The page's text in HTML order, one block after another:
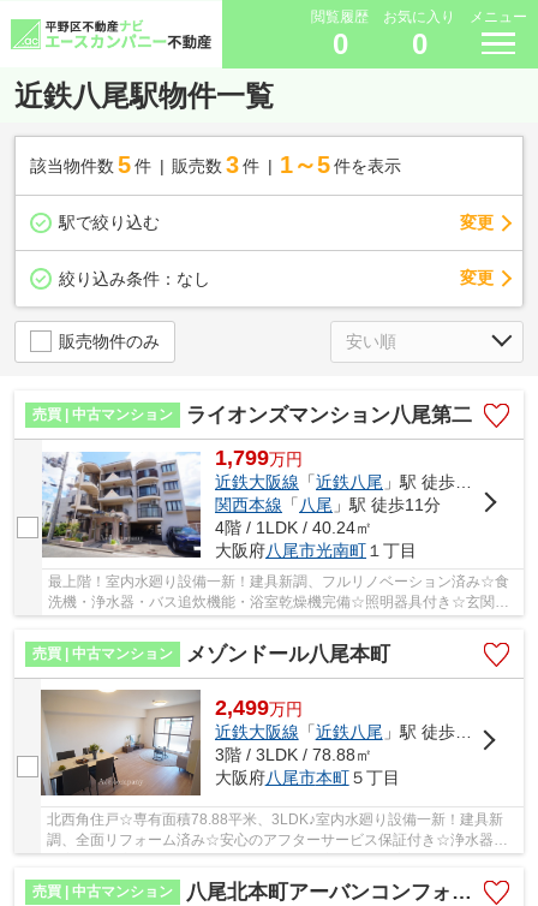
閲覧履歴
0
お気に入り
0
メニュー
近鉄八尾駅物件一覧
該当物件数 5件 販売数 3 件 1～5 件を表示
駅で絞り込む 変更
絞り込み条件： なし 変更
販売物件のみ
売買 | 中古マンション ライオンズマンション八尾第二
1,799万円
近鉄大阪線 「近鉄八尾 」駅 徒歩11分
関西本線 「八尾 」駅 徒歩11分
4階 / 1LDK / 40.24㎡
大阪府八尾市光南町１丁目
最上階！室内水廻り設備一新！建具新調、フルリノベーション済み☆食
洗機・浄水器・バス追炊機能・浴室乾燥機完備☆照明器具付き☆玄関収
売買 | 中古マンション
メゾンドール八尾本町
2,499万円
近鉄大阪線 「近鉄八尾」駅 徒歩8分
3階 / 3LDK / 78.88㎡
大阪府八尾市本町５丁目
北西角住戸☆専有面積78.88平米、3LDK♪室内水廻り設備一新！建具新
調、全面リフォーム済み☆安心のアフターサービス保証付き☆浄水器・
売買 | 中古マンション
八尾北本町アーバンコンフォート